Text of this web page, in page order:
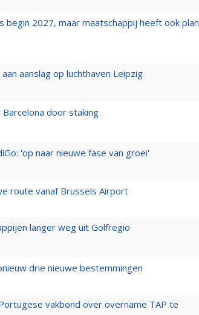
begin 2027, maar maatschappij heeft ook plan
aanslag op luchthaven Leipzig
door staking
'op naar nieuwe fase van groei'
route vanaf Brussels Airport
langer weg uit Golfregio
drie nieuwe bestemmingen
vakbond over overname TAP te